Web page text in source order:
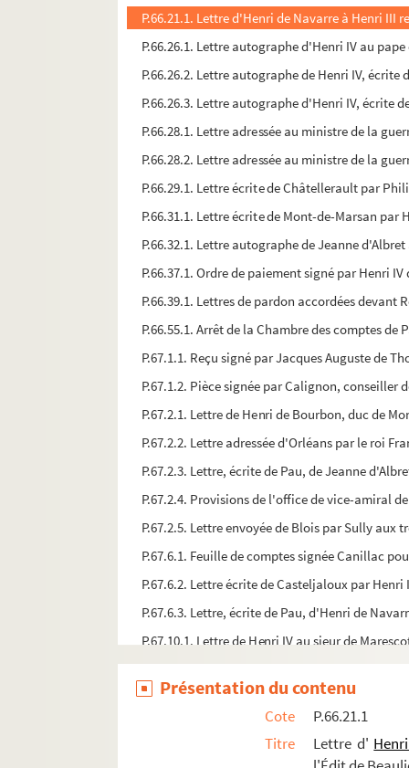
P.66.21.1. Lettre d'Henri de Navarre à Henri
P.66.26.1. Lettre autographe d'Henri IV au
P.66.26.2. Lettre autographe de Henri IV,
P.66.26.3. Lettre autographe d'Henri IV, écrite
P.66.28.1. Lettre adressée au ministre de la
P.66.28.2. Lettre adressée au ministre de la
P.66.29.1. Lettre écrite de Châtellerault par
P.66.31.1. Lettre écrite de Mont-de-Marsan
P.66.32.1. Lettre autographe de Jeanne
P.66.37.1. Ordre de paiement signé par Henri
P.66.39.1. Lettres de pardon accordées devant
P.66.55.1. Arrêt de la Chambre des comptes
P.67.1.1. Reçu signé par Jacques Auguste de
P.67.1.2. Pièce signée par Calignon,
P.67.2.1. Lettre de Henri de Bourbon, duc de
P.67.2.2. Lettre adressée d'Orléans par le roi
P.67.2.3. Lettre, écrite de Pau, de Jeanne
P.67.2.4. Provisions de l'office de vice-amiral
P.67.2.5. Lettre envoyée de Blois par Sully aux
P.67.6.1. Feuille de comptes signée Canillac
P.67.6.2. Lettre écrite de Casteljaloux par
P.67.6.3. Lettre, écrite de Pau, d'Henri de
P.67.10.1. Lettre de Henri IV au sieur de
P.67.11.1. Lettre signée de Jean d'Albret et
P.67.14.1. Reçu de ses gages de 1er
P.67.15.1. Lettre d'Henri d'Albret à Charles
P.67.18.1. Lettre de Jacques de Pons à
Présentation du contenu
Cote
P.66.21.1
Titre
Lettre d'